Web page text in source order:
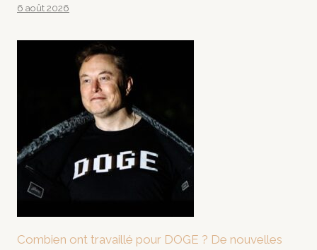
6 août 2026
Combien ont travaillé pour DOGE ? De nouvelles